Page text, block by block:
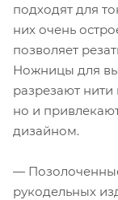
подходят для
них очень
позволяет
Ножницы для
разрезают
но и
дизайном.
—
рукодельных